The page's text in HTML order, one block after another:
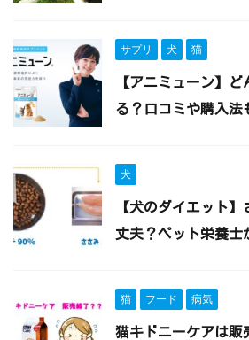
サプリ 犬 猫
【アニミューン】
る？口コミや購入法
犬
【犬のダイエット
丈夫？ペット栄養士
猫 フード 病気
猫キドニーケアは販